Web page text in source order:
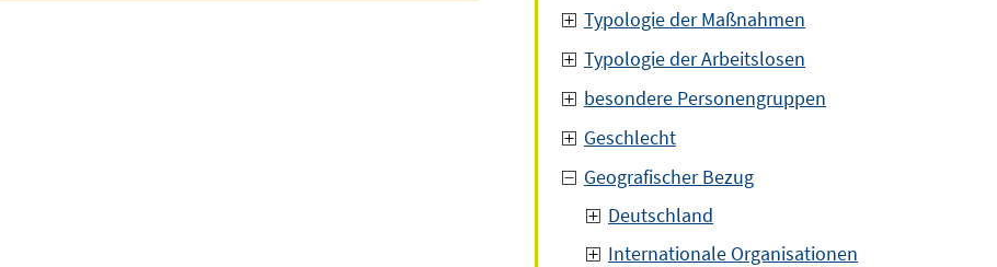
Typologie der Maßnahmen
Typologie der Arbeitslosen
besondere Personengruppen
Geschlecht
Geografischer Bezug
Deutschland
Internationale Organisationen